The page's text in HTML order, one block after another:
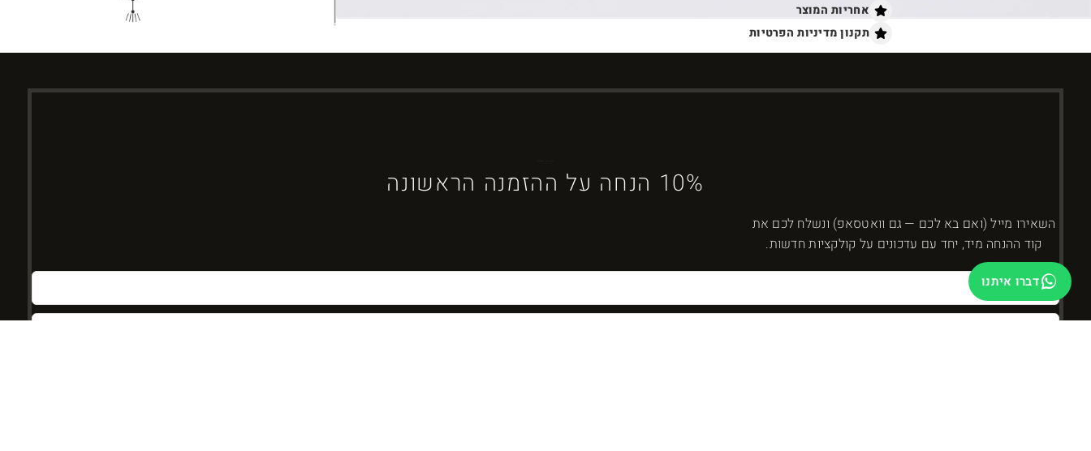
אחריות המוצר
תקנון מדיניות הפרטיות
דברו איתנו
10% הנחה על ההזמנה הראשונה
השאירו מייל (ואם בא לכם — גם וואטסאפ) ונשלח לכם את
קוד ההנחה מיד, יחד עם עדכונים על קולקציות חדשות.